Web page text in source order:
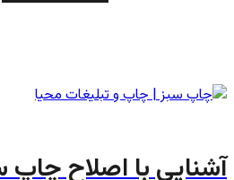
آشنایی با اصلاح